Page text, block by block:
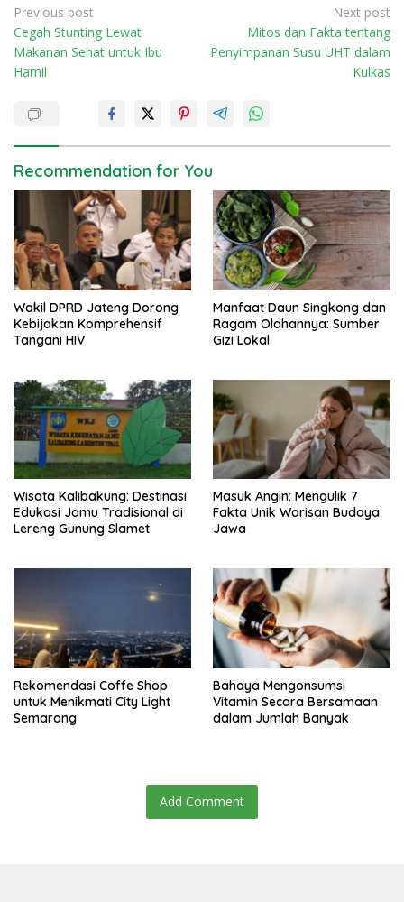
P
o
s
a
v
i
a
t
i
o
n
Previous post
Cegah Stunting Lewat
Makanan Sehat untuk Ibu
Hamil
Next post
Mitos dan Fakta tentang
Penyimpanan Susu UHT dalam
Kulkas
Recommendation for You
Wakil DPRD Jateng Dorong
Kebijakan Komprehensif
Tangani HIV
Manfaat Daun Singkong dan
Ragam Olahannya: Sumber
Gizi Lokal
Wisata Kalibakung: Destinasi
Edukasi Jamu Tradisional di
Lereng Gunung Slamet
Masuk Angin: Mengulik 7
Fakta Unik Warisan Budaya
Jawa
Rekomendasi Coffe Shop
untuk Menikmati City Light
Semarang
Bahaya Mengonsumsi
Vitamin Secara Bersamaan
dalam Jumlah Banyak
Add Comment